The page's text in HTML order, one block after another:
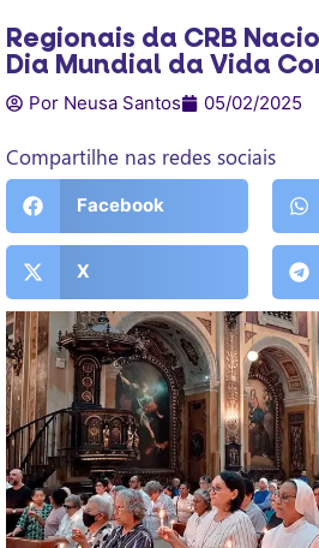
Regionais da CRB
Dia Mundial da Vida
Por Neusa Santos 05/02/2025
Compartilhe nas redes sociais
Facebook
X